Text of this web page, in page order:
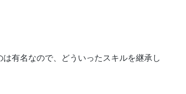
有名なので、どういったスキルを継承し